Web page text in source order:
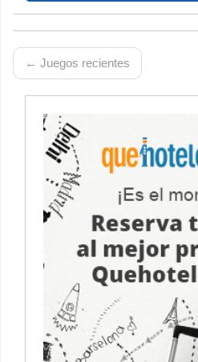
← Juegos recientes